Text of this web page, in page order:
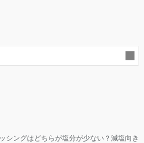
シングはどちらが塩分が少ない？減塩向き